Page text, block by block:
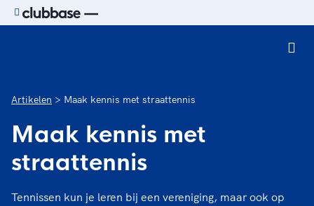
Artikelen Maak kennis met straattennis
Maak kennis met
straattennis
Tennissen kun je leren bij een vereniging, maar ook op